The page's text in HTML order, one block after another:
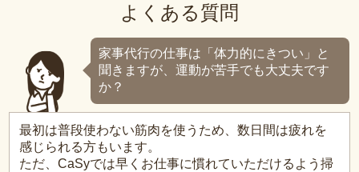
よくある質問
家事代行の仕事は「体力的にきつい」と
聞きますが、運動が苦手でも大丈夫です
か？
最初は普段使わない筋肉を使うため、数日間は疲れを
感じられる方もいます。
ただ、CaSyでは早くお仕事に慣れていただけるよう掃